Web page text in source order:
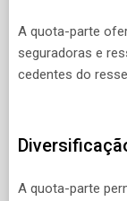
A quota-parte
seguradoras e
cedentes do
A quota-parte